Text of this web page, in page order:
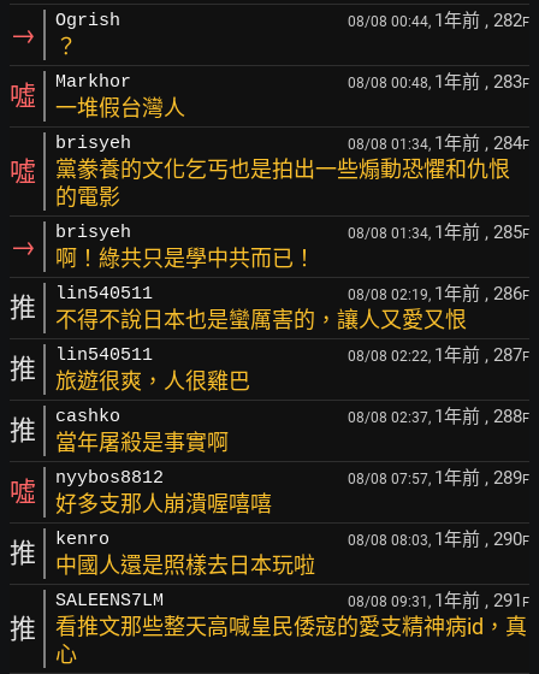
→ Ogrish 08/08 00:44, 1年前 , 282F
？
噓 Markhor 08/08 00:48, 1年前 , 283F
一堆假台灣人
噓
brisyeh 08/08 01:34, 1年前 , 284F
黨豢養的文化乞丐也是拍出一些煽動恐懼和仇恨
的電影
→ brisyeh 08/08 01:34, 1年前 , 285F
啊！綠共只是學中共而已！
推 lin540511 08/08 02:19, 1年前 , 286F
不得不說日本也是蠻厲害的，讓人又愛又恨
推 lin540511 08/08 02:22, 1年前 , 287F
旅遊很爽，人很雞巴
推 cashko 08/08 02:37, 1年前 , 288F
當年屠殺是事實啊
噓 nyybos8812 08/08 07:57, 1年前 , 289F
好多支那人崩潰喔嘻嘻
推 kenro 08/08 08:03, 1年前 , 290F
中國人還是照樣去日本玩啦
推
SALEENS7LM 08/08 09:31, 1年前 , 291 F
看推文那些整天高喊皇民倭寇的愛支精神病id，真
心